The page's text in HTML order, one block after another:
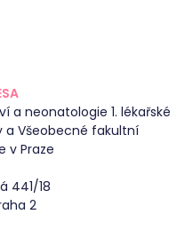
a neonatologie 1. lékařské
a Všeobecné fakultní
v Praze
441/18
2